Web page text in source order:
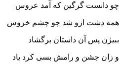
چو دانست گرگین که آمد عروس
همه دشت ازو شد چو چشم خروس‏
ببیژن پس آن داستان برگشاد
و زان جشن و رامش بسى کرد یاد